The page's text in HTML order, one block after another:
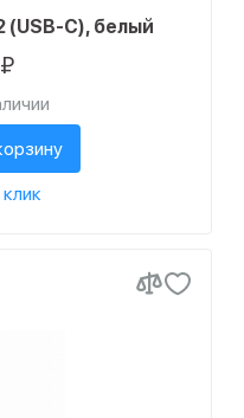
(USB-C), белый